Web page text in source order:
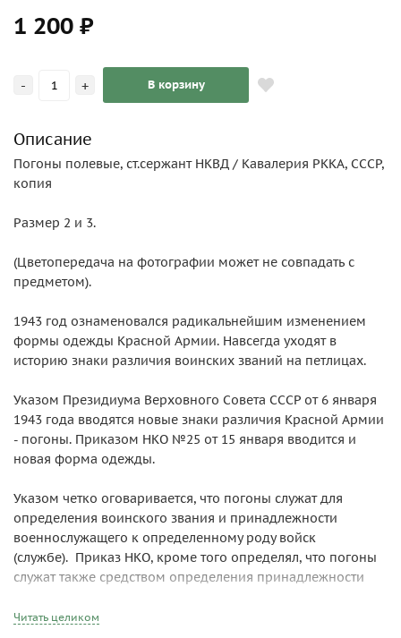
1 200 ₽
- + В корзину
Описание
Погоны полевые, ст.сержант НКВД / Кавалерия РККА, СССР,
копия
Размер 2 и 3.
(Цветопередача на фотографии может не совпадать с
предметом).
1943 год ознаменовался радикальнейшим изменением
формы одежды Красной Армии. Навсегда уходят в
историю знаки различия воинских званий на петлицах.
Указом Президиума Верховного Совета СССР от 6 января
1943 года вводятся новые знаки различия Красной Армии
- погоны. Приказом НКО №25 от 15 января вводится и
новая форма одежды.
Указом четко оговаривается, что погоны служат для
определения воинского звания и принадлежности
военнослужащего к определенному роду войск
(службе). Приказ НКО, кроме того определял, что погоны
служат также средством определения принадлежности
воинской части.
Читать целиком